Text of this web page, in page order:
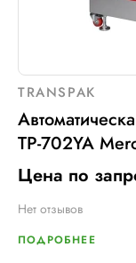
TRANSPAK
ТР-702YA
Цена по
Нет отзывов
ПОДРОБНЕЕ